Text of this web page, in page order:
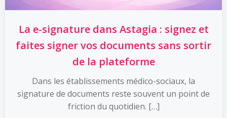
La e-signature dans Astagia : signez et
faites signer vos documents sans sortir
de la plateforme
Dans les établissements médico-sociaux, la
signature de documents reste souvent un point de
friction du quotidien. […]